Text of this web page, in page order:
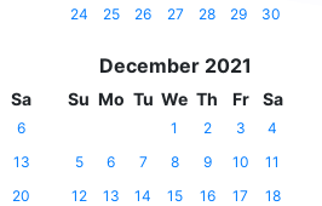
24
25 26 27 28 29 30
Sa
6
13
20
December 2021
Su Mo Tu We Th Fr Sa
1 2 3
4
5
6 7 8 9 10
11
12
13 14 15 16 17
18